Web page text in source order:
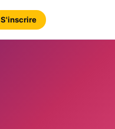
S'inscrire